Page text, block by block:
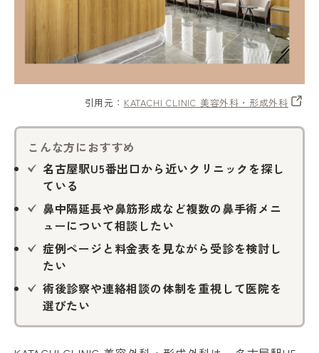
引用元： KATACHI CLINIC 美容外科・形成外科
こんな方におすすめ
名古屋駅U5番出口から近いクリニックを探し
ている
鼻中隔延長や鼻筋形成など複数の鼻手術メニ
ューについて相談したい
症例ページと料金表を見ながら受診を検討し
たい
術後診察や連絡相談の体制を重視して医院を
選びたい